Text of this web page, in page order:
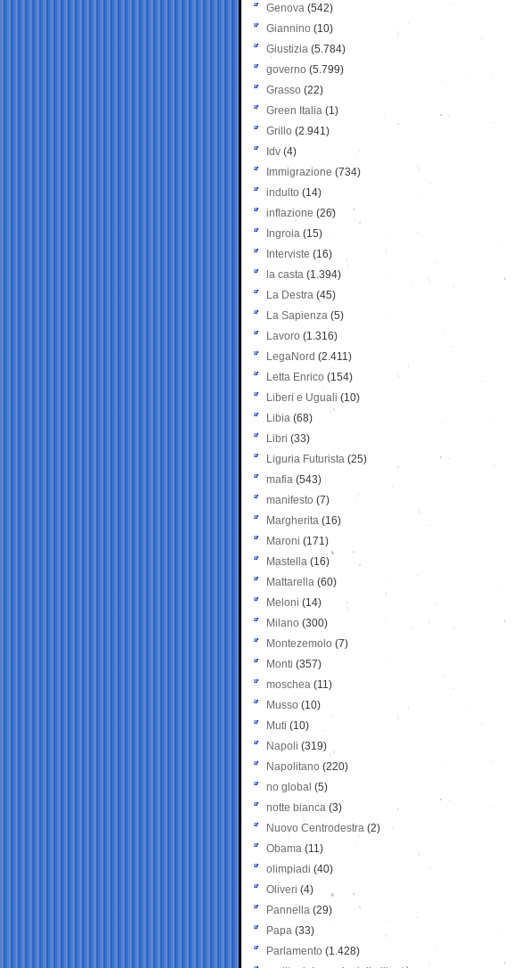
Genova (542)
Giannino (10)
Giustizia (5.784)
governo (5.799)
Grasso (22)
Green Italia (1)
Grillo (2.941)
Idv (4)
Immigrazione (734)
indulto (14)
inflazione (26)
Ingroia (15)
Interviste (16)
la casta (1.394)
La Destra (45)
La Sapienza (5)
Lavoro (1.316)
LegaNord (2.411)
Letta Enrico (154)
Liberi e Uguali (10)
Libia (68)
Libri (33)
Liguria Futurista (25)
mafia (543)
manifesto (7)
Margherita (16)
Maroni (171)
Mastella (16)
Mattarella (60)
Meloni (14)
Milano (300)
Montezemolo (7)
Monti (357)
moschea (11)
Musso (10)
Muti (10)
Napoli (319)
Napolitano (220)
no global (5)
notte bianca (3)
Nuovo Centrodestra (2)
Obama (11)
olimpiadi (40)
Oliveri (4)
Pannella (29)
Papa (33)
Parlamento (1.428)